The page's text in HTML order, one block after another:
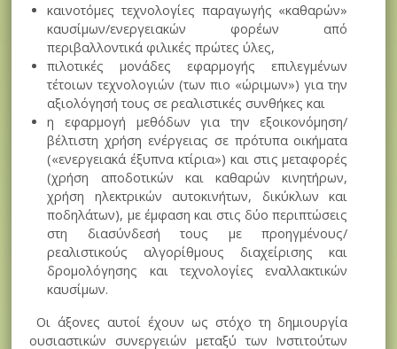
καινοτόμες τεχνολογίες παραγωγής «καθαρών»
καυσίμων/ενεργειακών φορέων από
περιβαλλοντικά φιλικές πρώτες ύλες,
πιλοτικές μονάδες εφαρμογής επιλεγμένων
τέτοιων τεχνολογιών (των πιο «ώριμων») για την
αξιολόγησή τους σε ρεαλιστικές συνθήκες και
η εφαρμογή μεθόδων για την εξοικονόμηση/
βέλτιστη χρήση ενέργειας σε πρότυπα οικήματα
(«ενεργειακά έξυπνα κτίρια») και στις μεταφορές
(χρήση αποδοτικών και καθαρών κινητήρων,
χρήση ηλεκτρικών αυτοκινήτων, δικύκλων και
ποδηλάτων), με έμφαση και στις δύο περιπτώσεις
στη διασύνδεσή τους με προηγμένους/
ρεαλιστικούς αλγορίθμους διαχείρισης και
δρομολόγησης και τεχνολογίες εναλλακτικών
καυσίμων.
Οι άξονες αυτοί έχουν ως στόχο τη δημιουργία
ουσιαστικών συνεργειών μεταξύ των Ινστιτούτων